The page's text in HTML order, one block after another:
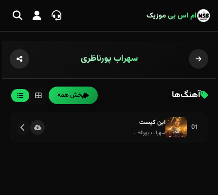
ام اس بی موزیک
سهراب پورناظری
آهنگ‌ها پخش همه
01 این کیست
سهراب پورناظ...